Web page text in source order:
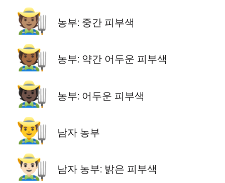
🧑🏽‍🌾 농부: 중간 피부색
🧑🏾‍🌾 농부: 약간 어두운 피부색
🧑🏿‍🌾 농부: 어두운 피부색
👨‍🌾 남자 농부
👨🏻‍🌾 남자 농부: 밝은 피부색